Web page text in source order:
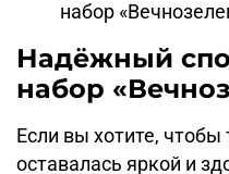
набор
Надёжный
набор
Если вы хотите, чтобы
оставалась яркой и